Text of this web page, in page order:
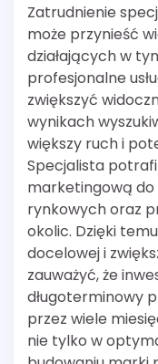
Zatrudnienie
może przynieść
działających w
profesjonalne
zwiększyć
wynikach
większy ruch i
Specjalista
marketingową
rynkowych oraz
okolic. Dzięki
docelowej i
zauważyć, że
długoterminowy
przez wiele
nie tylko w